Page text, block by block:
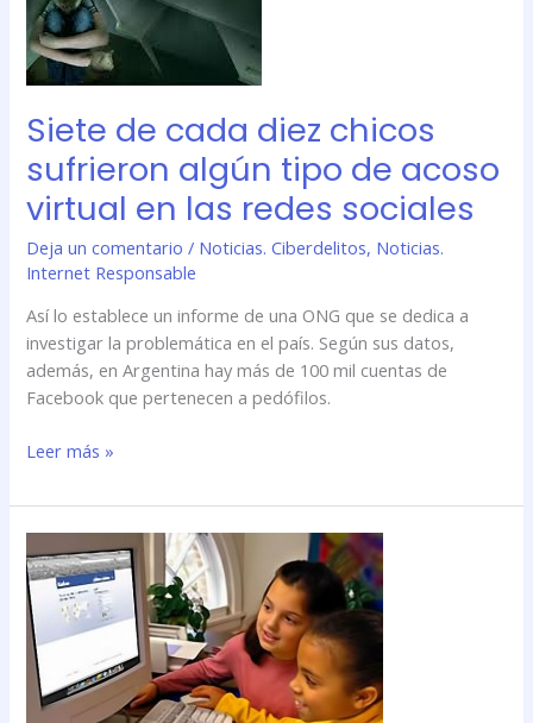
Siete de cada diez chicos
sufrieron algún tipo de acoso
virtual en las redes sociales
Deja un comentario / Noticias. Ciberdelitos, Noticias.
Internet Responsable
Así lo establece un informe de una ONG que se dedica a
investigar la problemática en el país. Según sus datos,
además, en Argentina hay más de 100 mil cuentas de
Facebook que pertenecen a pedófilos.
de
acoso
virtual
las
sociales
Leer más »
dejo
tener
su
Facebook?